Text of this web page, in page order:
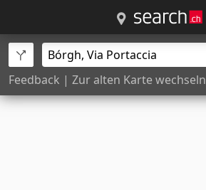
Feedback | Zur alten Karte wechseln